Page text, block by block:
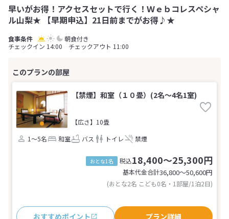
早いがお得！アクセスセットで行く！Ｗｅｂコレスペシャ
ル山梨★ 【早期申込】21日前までがお得♪★
朝食付き
チェックイン 14:00 チェックアウト 11:00
【禁煙】和室（１０畳）(2名～4名1室)
【広さ】10畳
1～5名
和室 バス トイレ 禁煙
おとな1名 税込18,400～25,300円
基本代金合計36,800〜50,600円
(おとな2名 こども0名・1部屋/1泊2日)
おすすめポイント プラン詳細